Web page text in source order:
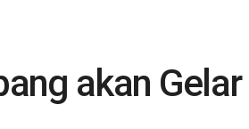
akan Gelar